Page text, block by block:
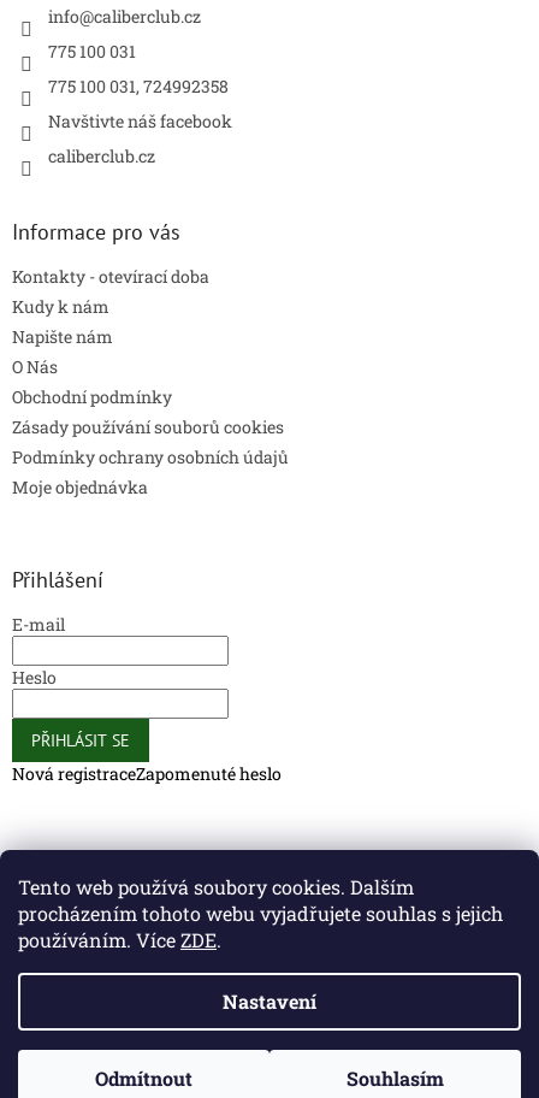
Tento web používá soubory cookies. Dalším
procházením tohoto webu vyjadřujete souhlas s jejich
používáním. VíceZDE.
Nastavení
Odmítnout Souhlasím
info@caliberclub.cz
775 100 031
775 100 031, 724992358
Navštivte náš facebook
caliberclub.cz
Informace pro vás
Kontakty - otevírací doba
Kudy k nám
Napište nám
O Nás
Obchodní podmínky
Zásady používání souborů cookies
Podmínky ochrany osobních údajů
Moje objednávka
Přihlášení
E-mail
Heslo
PŘIHLÁSIT SE
Nová registraceZapomenuté heslo
Copyright 2026Caliber Club - Gun Store. Všechna práva